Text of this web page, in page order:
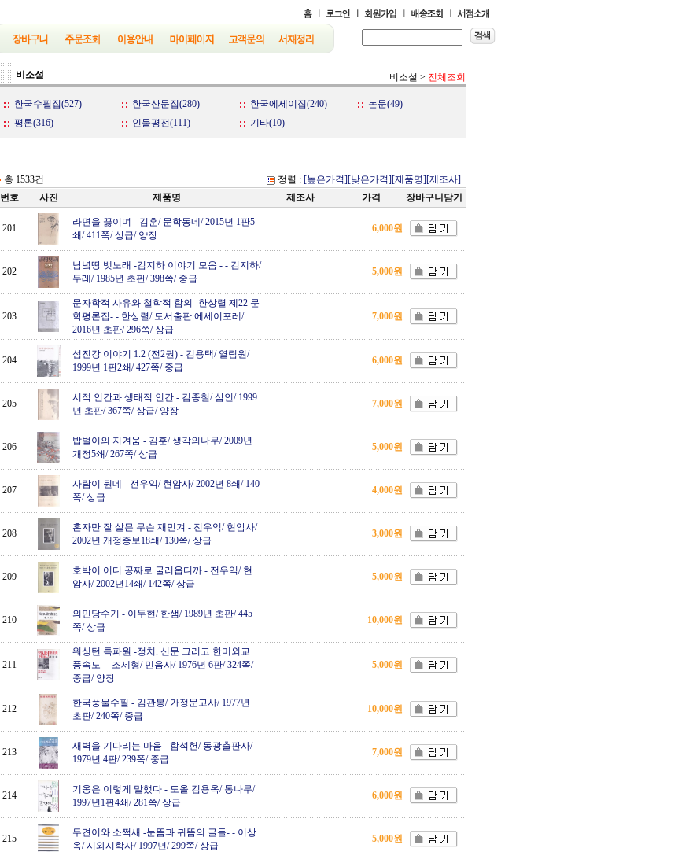
비소설 비소설 > 전체조회
한국수필집(527) 한국산문집(280) 한국에세이집(240)
논문(49)
평론(316)
인물평전(111) 기타(10)
총 1533건 정렬 : [높은가격][낮은가격][제품명][제조사]
번호
사진 제품명 제조사 가격 장바구니담기
201
라면을 끓이며 - 김훈/ 문학동네/ 2015년 1판5
쇄/ 411쪽/ 상급/ 양장
6,000원
202
남녘땅 뱃노래 -김지하 이야기 모음 -- 김지하/
두레/ 1985년 초판/ 398쪽/ 중급
5,000원
203
문자학적 사유와 철학적 함의 -한상렬 제22 문
학평론집-- 한상렬/ 도서출판 에세이포레/
2016년 초판/ 296쪽/ 상급
7,000원
204
섬진강 이야기 1.2 (전2권)- 김용택/ 열림원/
1999년 1판2쇄/ 427쪽/ 중급
6,000원
205
시적 인간과 생태적 인간- 김종철/ 삼인/ 1999
년 초판/ 367쪽/ 상급/ 양장
7,000원
206
밥벌이의 지겨움 - 김훈/ 생각의나무/ 2009년
개정5쇄/ 267쪽/ 상급
5,000원
207
사람이 뭔데 - 전우익/ 현암사/ 2002년 8쇄/ 140
쪽/ 상급
4,000원
208
혼자만 잘 살믄 무슨 재민겨 - 전우익/ 현암사/
2002년 개정증보18쇄/ 130쪽/ 상급
3,000원
209
호박이 어디 공짜로 굴러옵디까- 전우익/ 현
암사/ 2002년14쇄/ 142쪽/ 상급
5,000원
210
의민당수기 - 이두현/ 한샘/ 1989년 초판/ 445
쪽/ 상급
10,000원
211
워싱턴 특파원 -정치. 신문 그리고 한미외교
풍속도-- 조세형/ 민음사/ 1976년 6판/ 324쪽/
중급/ 양장
5,000원
212
한국풍물수필 - 김관봉/ 가정문고사/ 1977년
초판/ 240쪽/ 중급
10,000원
213
새벽을 기다리는 마음 - 함석헌/ 동광출판사/
1979년 4판/ 239쪽/ 중급
7,000원
214
기옹은 이렇게 말했다- 도올 김용옥/ 통나무/
1997년1판4쇄/ 281쪽/ 상급
6,000원
215
두견이와 소쩍새 -눈뜸과 귀뜸의 글들-- 이상
옥/ 시와시학사/ 1997년/ 299쪽/ 상급
5,000원